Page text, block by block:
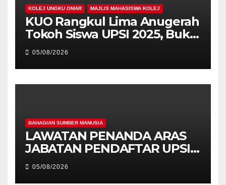
KOLEJ UNGKU OMAR MAJLIS MAHASISWA KOLEJ
KUO Rangkul Lima Anugerah
Tokoh Siswa UPSI 2025, Bukti
Kecemerlangan Mahasiswa
Holistik
05/08/2026
BAHAGIAN SUMBER MANUSIA
LAWATAN PENANDA ARAS
JABATAN PENDAFTAR UPSI
KE JABATAN PENDAFTAR
UniSZA – PERKUKUH
05/08/2026